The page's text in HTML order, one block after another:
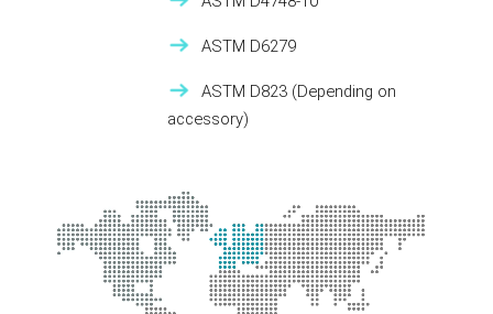
ASTM D6279
ASTM D823 (Depending on
accessory)